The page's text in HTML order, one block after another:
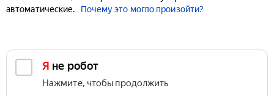
автоматические.
Почему это могло произойти?
Я не робот
Нажмите, чтобы продолжить